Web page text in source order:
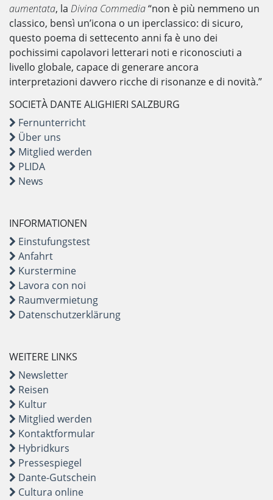
SOCIETÀ DANTE ALIGHIERI SALZBURG
Fernunterricht
Über uns
Mitglied werden
PLIDA
News
INFORMATIONEN
Einstufungstest
Anfahrt
Kurstermine
Lavora con noi
Raumvermietung
Datenschutzerklärung
WEITERE LINKS
Newsletter
Reisen
Kultur
Mitglied werden
Kontaktformular
Hybridkurs
Pressespiegel
Dante-Gutschein
Cultura online
aumentata, la Divina Commedia“non è più nemmeno un
classico, bensì un’icona o un iperclassico: di sicuro,
questo poema di settecento anni fa è uno dei
pochissimi capolavori letterari noti e riconosciuti a
livello globale, capace di generare ancora
interpretazioni davvero ricche di risonanze e di novità.”